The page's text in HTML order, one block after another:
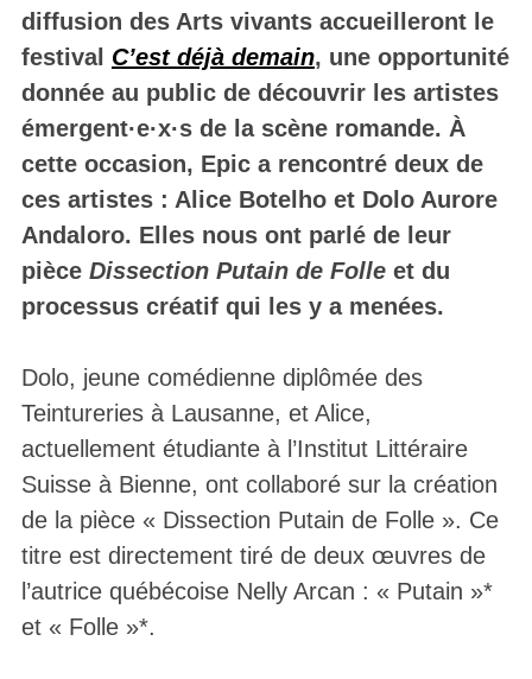
diffusion des Arts vivants accueilleront le
festival C’est déjà demain, une opportunité
donnée au public de découvrir les artistes
émergent·e·x·s de la scène romande. À
cette occasion, Epic a rencontré deux de
ces artistes : Alice Botelho et Dolo Aurore
Andaloro. Elles nous ont parlé de leur
pièce Dissection Putain de Folleet du
processus créatif qui les y a menées.
Dolo, jeune comédienne diplômée des
Teintureries à Lausanne, et Alice,
actuellement étudiante à l’Institut Littéraire
Suisse à Bienne, ont collaboré sur la création
de la pièce « Dissection Putain de Folle ». Ce
titre est directement tiré de deux œuvres de
l’autrice québécoise Nelly Arcan : « Putain »*
et « Folle »*.